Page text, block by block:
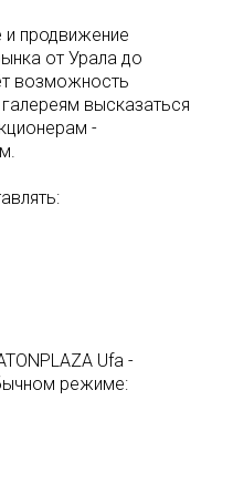
и продвижение
от Урала до
возможность
высказаться
-
Ufa -
режиме: